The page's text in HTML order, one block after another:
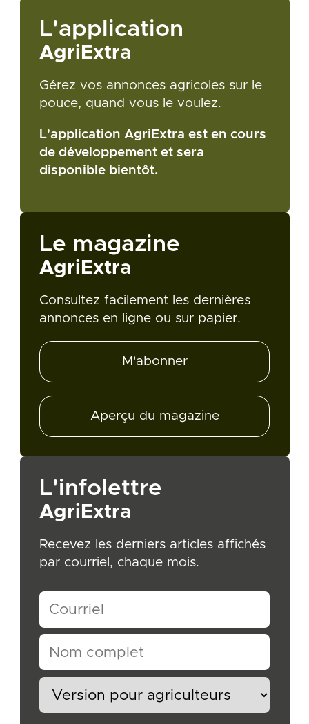
L'application
AgriExtra
Gérez vos annonces agricoles sur le
pouce, quand vous le voulez.
L'application AgriExtra est en cours
de développement et sera
disponible bientôt.
Le magazine
AgriExtra
Consultez facilement les dernières
annonces en ligne ou sur papier.
M'abonner
Aperçu du magazine
L'infolettre
AgriExtra
Recevez les derniers articles affichés
par courriel, chaque mois.